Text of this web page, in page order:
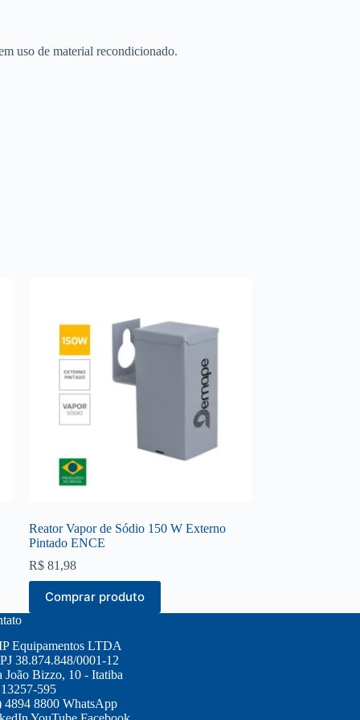
uso de material recondicionado.
Reator Vapor de Sódio 150 W Externo
Pintado ENCE
R$ 81,98
Comprar produto
Equipamentos LTDA
38.874.848/0001-12
João Bizzo, 10 - Itatiba
13257-595
4894 8800 WhatsApp